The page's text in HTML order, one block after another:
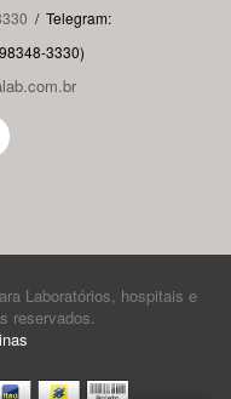
/ Telegram:
3330)
Laboratórios, hospitais e
reservados.